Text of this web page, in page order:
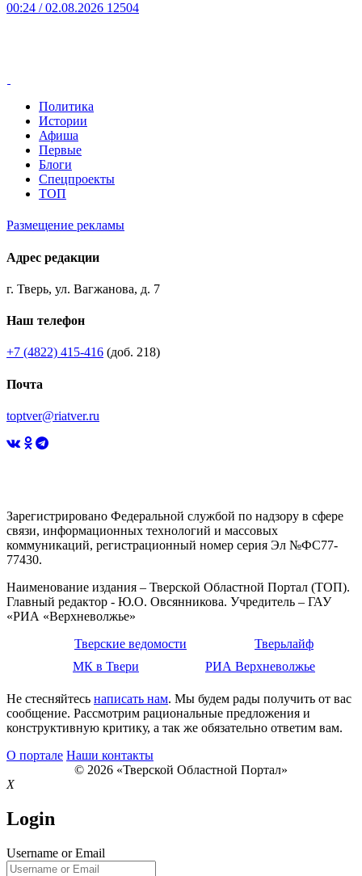
00:24 / 02.08.2026 12504
Политика
Истории
Афиша
Первые
Блоги
Спецпроекты
ТОП
Размещение рекламы
Адрес редакции
г. Тверь, ул. Вагжанова, д. 7
Наш телефон
+7 (4822) 415-416 (доб. 218)
Почта
toptver@riatver.ru
Зарегистрировано Федеральной службой по надзору в сфере
связи, информационных технологий и массовых
коммуникаций, регистрационный номер серия Эл №ФС77-
77430.
Наименование издания – Тверской Областной Портал (ТОП).
Главный редактор - Ю.О. Овсянникова. Учредитель – ГАУ
«РИА «Верхневолжье»
Тверские ведомости
Тверьлайф
МК в Твери
РИА Верхневолжье
Не стесняйтесь написать нам. Мы будем рады получить от вас
сообщение. Рассмотрим рациональные предложения и
конструктивную критику, а так же обязательно ответим вам.
О портале Наши контакты
© 2026 «Тверской Областной Портал»
X
Login
Username or Email